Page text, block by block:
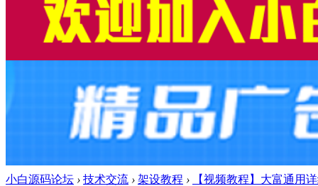
小白源码论坛 › 技术交流 › 架设教程 ›
【视频教程】大富通用